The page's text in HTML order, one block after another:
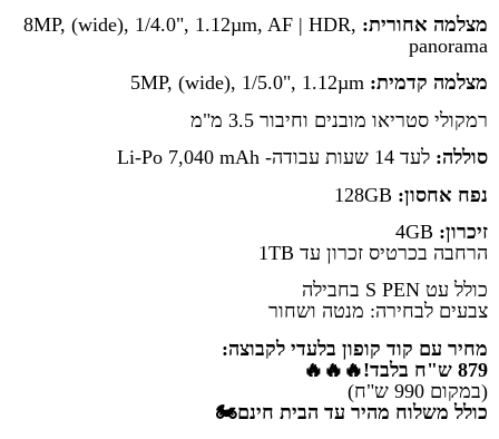
מצלמה אחורית: 8MP, (wide), 1/4.0", 1.12µm, AF | HDR,
panorama
מצלמה קדמית:
רמקולי סטריאו מובנים וחיבור 3.5 מ"מ
סוללה: לעד 14 שעות עבודה- Li-Po 7,040 mAh
נפח אחסון:
זיכרון:
הרחבה בכרטיס זכרון עד 1TB
כולל עט S PEN בחבילה
צבעים לבחירה: מנטה ושחור
מחיר עם קוד קופון בלעדי לקבוצה:
879 ש"ח בלבד!🔥🔥🔥
(במקום 990 ש"ח)
כולל משלוח מהיר עד הבית חינם🏍️